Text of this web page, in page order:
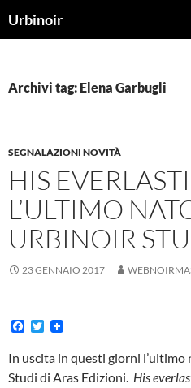
Urbinoir
Archivi tag: Elena Garbugli
SEGNALAZIONI NOVITÀ
HIS
L’ULTIMO
URBINOIR
23 GENNAIO 2017
F
e
b
T
i
t
t
In uscita in questi giorni
Studi di Aras Edizioni. His